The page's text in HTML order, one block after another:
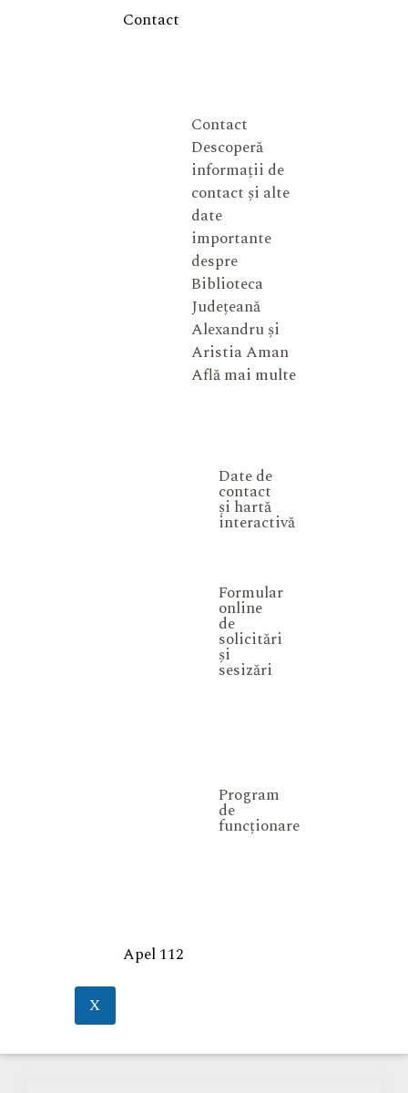
Contact
Contact
Descoperă
informații de
contact și alte
date
importante
despre
Biblioteca
Județeană
Alexandru și
Aristia Aman
Află mai multe
Date de
contact
și hartă
interactivă
Formular
online
de
solicitări
și
sesizări
Program
de
funcționare
Apel 112
X